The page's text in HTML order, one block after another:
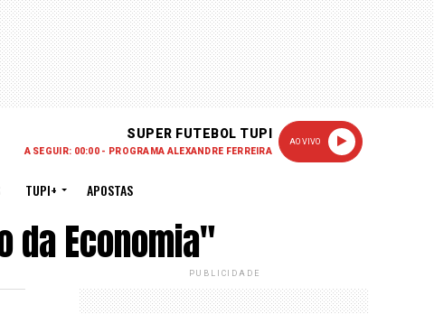
SUPER FUTEBOL TUPI
A SEGUIR: 00:00 - PROGRAMA ALEXANDRE FERREIRA
AO VIVO
TUPI+ APOSTAS
da Economia"
PUBLICIDADE